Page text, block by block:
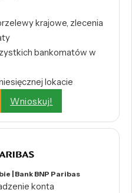
krajowe, zlecenia
bankomatów w
lokacie
Wnioskuj!
| Bank BNP Paribas
konta